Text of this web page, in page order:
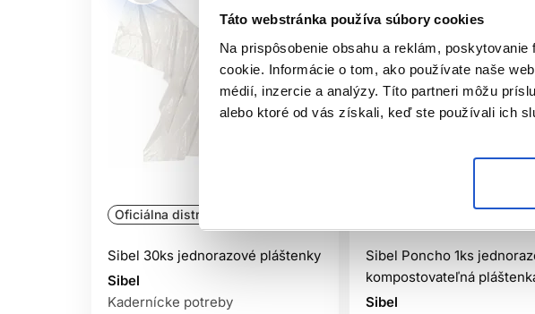
Táto webstránka používa súbory cookies
Na prispôsobenie obsahu a reklám,
cookie. Informácie o tom, ako používate naše
médií, inzercie a analýzy. Títo partneri môžu
alebo ktoré od vás získali, keď ste používali ich
Oficiálna distribúcia
Sibel 30ks jednorazové pláštenky
Sibel
Kadernícke potreby
Oficiálna distribúcia
Sibel Poncho 1ks
kompostovateľná
Sibel